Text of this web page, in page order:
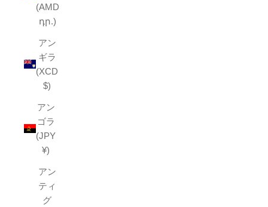
(AMD
դր.)
アン
ギラ
(XCD
$)
アン
ゴラ
(JPY
¥)
アン
ティ
グ